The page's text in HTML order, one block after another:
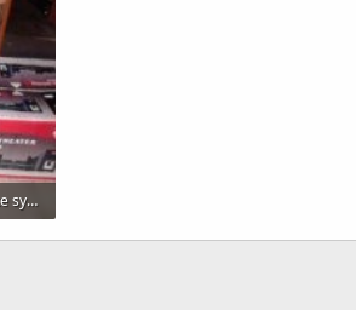
Home theater and karaoke system je (2).jpg